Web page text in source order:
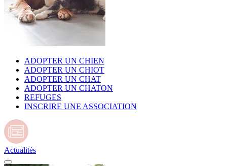
ADOPTER UN CHIEN
ADOPTER UN CHIOT
ADOPTER UN CHAT
ADOPTER UN CHATON
REFUGES
INSCRIRE UNE ASSOCIATION
Actualités